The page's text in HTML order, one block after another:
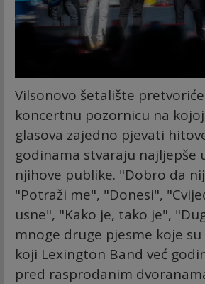
Vilsonovo šetalište
koncertnu pozornicu na
glasova zajedno pjevati
godinama stvaraju najljepše
njihove publike. "Dobro da
"Potraži me", "Donesi",
usne", "Kako je, tako je",
mnoge druge pjesme koje
koji Lexington Band već
pred rasprodanim